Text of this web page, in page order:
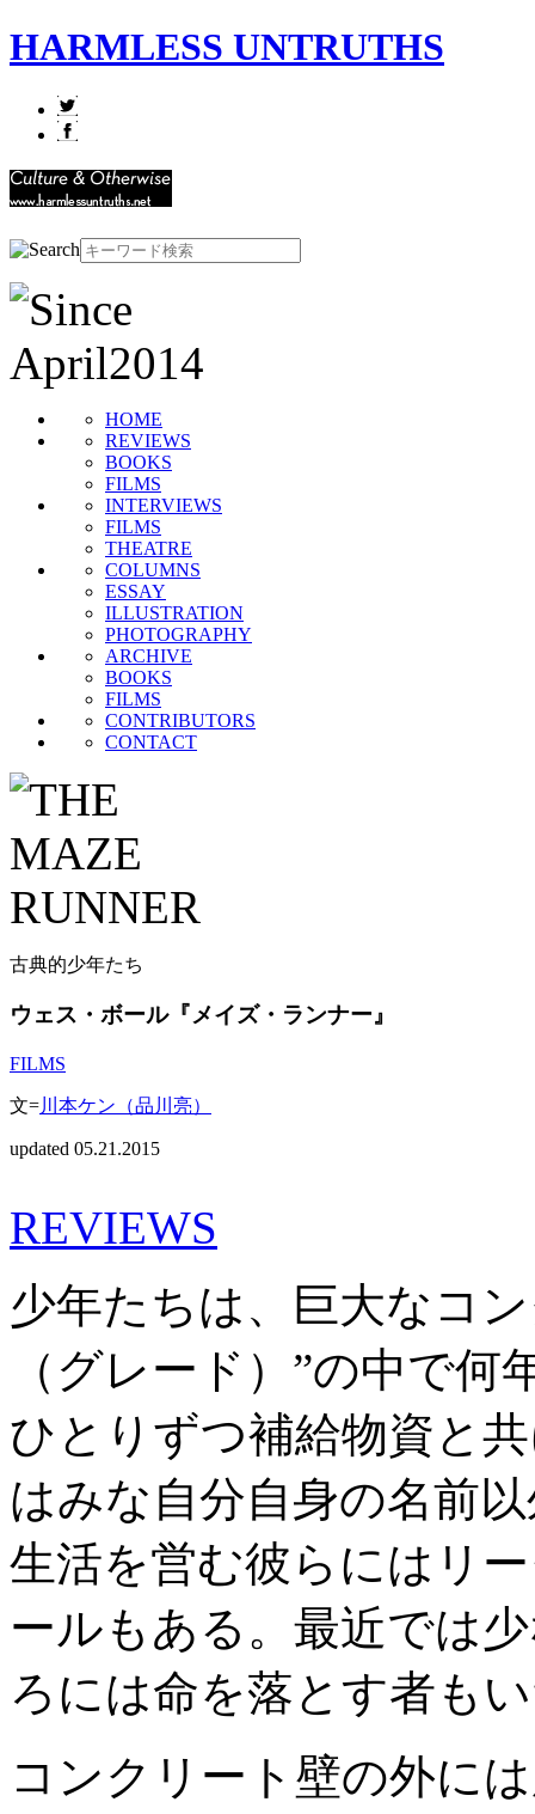
HARMLESS UNTRUTHS
HOME
REVIEWS
BOOKS
FILMS
INTERVIEWS
FILMS
THEATRE
COLUMNS
ESSAY
ILLUSTRATION
PHOTOGRAPHY
ARCHIVE
BOOKS
FILMS
CONTRIBUTORS
CONTACT
古典的少年たち
ウェス・ボール『メイズ・ランナー』
FILMS
文=川本ケン（品川亮）
updated 05.21.2015
REVIEWS
少年たちは、巨大なコ
（グレード）”の中で
ひとりずつ補給物資と
はみな自分自身の名前
生活を営む彼らにはリ
ールもある。最近では
ろには命を落とす者も
コンクリート壁の外に